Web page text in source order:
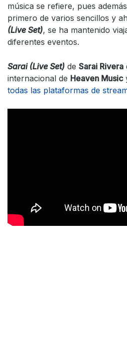
música se refiere, pues
primero de varios sencillos y
(Live Set), se ha mantenido
diferentes eventos.
Sarai (Live Set) de Sarai Rivera
internacional de Heaven Music
todas las plataformas de